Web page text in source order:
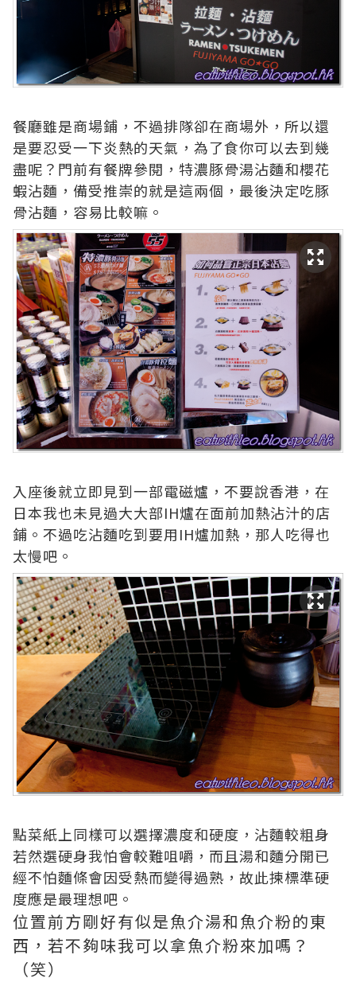
餐廳雖是商場鋪，不過排隊卻在商場外，所以還
是要忍受一下炎熱的天氣，為了食你可以去到幾
盡呢？門前有餐牌參閱，特濃豚骨湯沾麵和櫻花
蝦沾麵，備受推崇的就是這兩個，最後決定吃豚
骨沾麵，容易比較嘛。
入座後就立即見到一部電磁爐，不要說香港，在
日本我也未見過大大部IH爐在面前加熱沾汁的店
鋪。不過吃沾麵吃到要用IH爐加熱，那人吃得也
太慢吧。
點菜紙上同樣可以選擇濃度和硬度，沾麵較粗身
若然選硬身我怕會較難咀嚼，而且湯和麵分開已
經不怕麵條會因受熱而變得過熟，故此揀標準硬
度應是最理想吧。
位置前方剛好有似是魚介湯和魚介粉的東
西，若不夠味我可以拿魚介粉來加嗎？
（笑）